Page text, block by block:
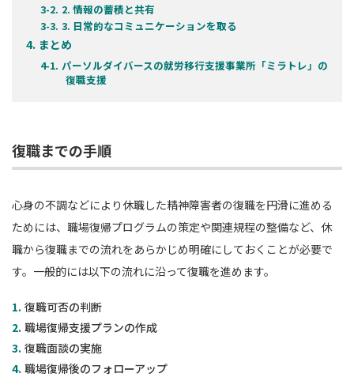
2. 情報の蓄積と共有
3. 日常的なコミュニケーションを取る
まとめ
パーソルダイバースの就労移行支援事業所「ミラトレ」の
復職支援
復職までの手順
心身の不調などにより休職した精神障害者の復職を円滑に進める
ためには、職場復帰プログラムの策定や関連規程の整備など、休
職から復職までの流れをあらかじめ明確にしておくことが必要で
す。一般的には以下の流れに沿って復職を進めます。
復職可否の判断
職場復帰支援プランの作成
復職面談の実施
職場復帰後のフォローアップ